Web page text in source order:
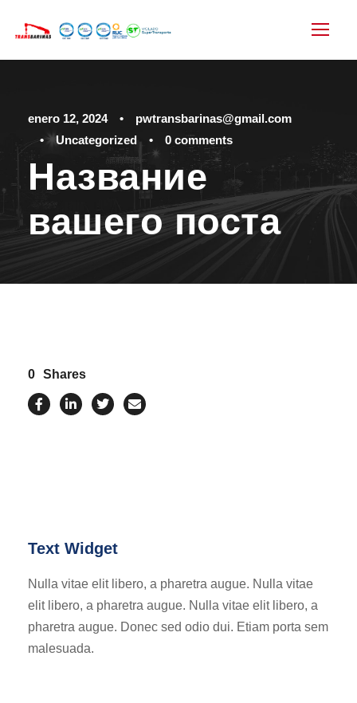
enero 12, 2024 •
pwtransbarinas@gmail.com
•
Uncategorized • 0 comments
Название
вашего поста
0 Shares
Text Widget
Nulla vitae elit libero, a pharetra augue. Nulla vitae
elit libero, a pharetra augue. Nulla vitae elit libero, a
pharetra augue. Donec sed odio dui. Etiam porta sem
malesuada.